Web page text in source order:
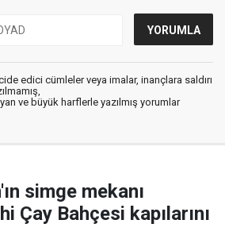
edici cümleler veya imalar, inançlara saldırı
ve büyük harflerle yazılmış yorumlar
simge mekanı
Çay Bahçesi kapılarını